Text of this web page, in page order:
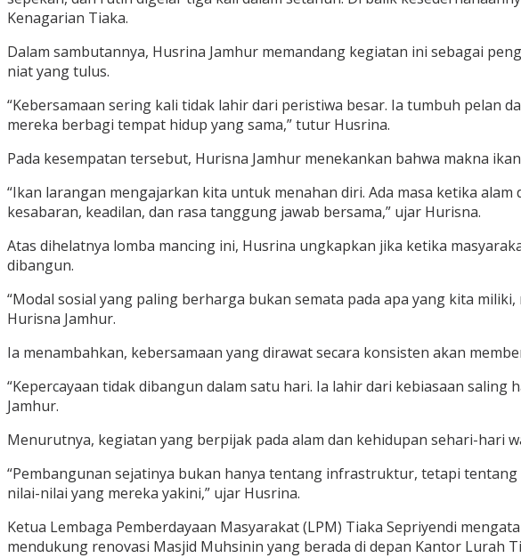
Kenagarian Tiaka.
Dalam sambutannya, Husrina Jamhur memandang kegiatan ini sebagai
niat yang tulus.
“Kebersamaan sering kali tidak lahir dari peristiwa besar. Ia tumbuh pelan
mereka berbagi tempat hidup yang sama,” tutur Husrina.
Pada kesempatan tersebut, Hurisna Jamhur menekankan bahwa makna
“Ikan larangan mengajarkan kita untuk menahan diri. Ada masa ketika
kesabaran, keadilan, dan rasa tanggung jawab bersama,” ujar Hurisna.
Atas dihelatnya lomba mancing ini, Husrina ungkapkan jika ketika
dibangun.
“Modal sosial yang paling berharga bukan semata pada apa yang kita
Hurisna Jamhur.
Ia menambahkan, kebersamaan yang dirawat secara konsisten akan
“Kepercayaan tidak dibangun dalam satu hari. Ia lahir dari kebiasaan
Jamhur.
Menurutnya, kegiatan yang berpijak pada alam dan kehidupan sehari-hari
“Pembangunan sejatinya bukan hanya tentang infrastruktur, tetapi
nilai-nilai yang mereka yakini,” ujar Husrina.
Ketua Lembaga Pemberdayaan Masyarakat (LPM) Tiaka Sepriyendi
mendukung renovasi Masjid Muhsinin yang berada di depan Kantor Lurah